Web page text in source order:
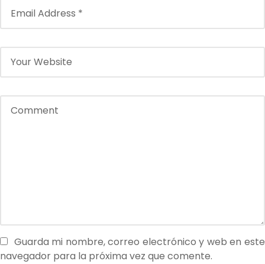
Guarda mi nombre, correo electrónico y web en este
navegador para la próxima vez que comente.